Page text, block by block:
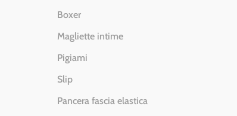
Boxer
Magliette intime
Pigiami
Slip
Pancera fascia elastica